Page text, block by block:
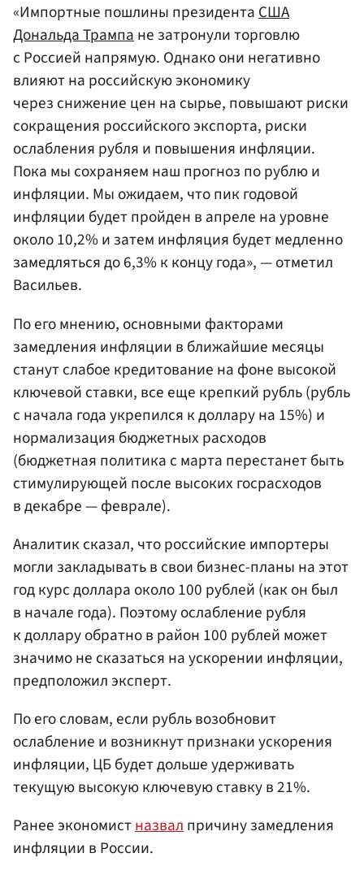
«Импортные пошлины президентаСША
Дональда Трампане затронули торговлю
с Россией напрямую. Однако они негативно
влияют на российскую экономику
через снижение цен на сырье, повышают риски
сокращения российского экспорта, риски
ослабления рубля и повышения инфляции.
Пока мы сохраняем наш прогноз по рублю и
инфляции. Мы ожидаем, что пик годовой
инфляции будет пройден в апреле на уровне
около 10,2% и затем инфляция будет медленно
замедляться до 6,3% к концу года», — отметил
Васильев.
По его мнению, основными факторами
замедления инфляции в ближайшие месяцы
станут слабое кредитование на фоне высокой
ключевой ставки, все еще крепкий рубль (рубль
с начала года укрепился к доллару на 15%) и
нормализация бюджетных расходов
(бюджетная политика с марта перестанет быть
стимулирующей после высоких госрасходов
в декабре — феврале).
Аналитик сказал, что российские импортеры
могли закладывать в свои бизнес-планы на этот
год курс доллара около 100 рублей (как он был
в начале года). Поэтому ослабление рубля
к доллару обратно в район 100 рублей может
значимо не сказаться на ускорении инфляции,
предположил эксперт.
По его словам, если рубль возобновит
ослабление и возникнут признаки ускорения
инфляции, ЦБ будет дольше удерживать
текущую высокую ключевую ставку в 21%.
Ранее экономистназвалпричину замедления
инфляции в России.